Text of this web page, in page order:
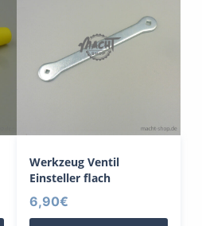
Werkzeug Ventil
Einsteller flach
6,90€